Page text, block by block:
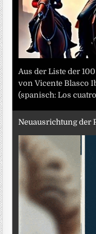
Aus der Liste der
von Vicente Blasco
(spanisch: Los
Neuausrichtung der